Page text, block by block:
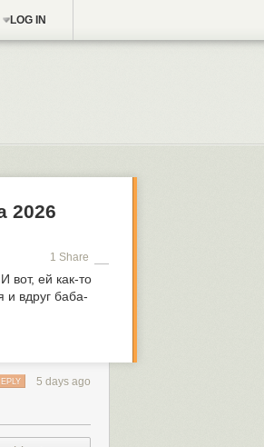
LOG IN
2026
1 Share
вот, ей как-то
и вдруг баба-
5 days ago